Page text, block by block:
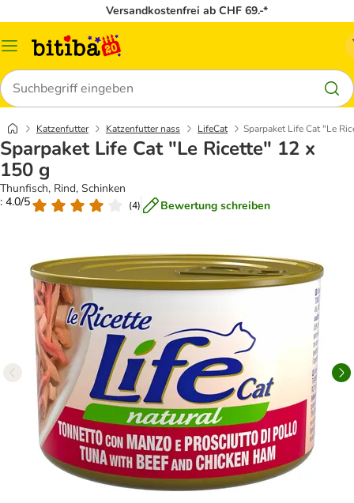
Versandkostenfrei ab CHF 69.-*
Menü
Suchen
Katzenfutter Katzenfutter nass LifeCat Sparpaket Life Cat "Le
Sparpaket Life Cat "Le Ricette" 12 x
150 g
Thunfisch, Rind, Schinken
: 4.0/5
(4) Bewertung schreiben